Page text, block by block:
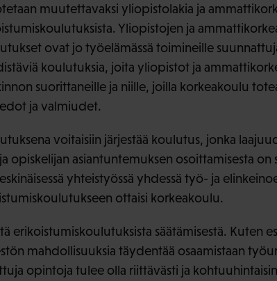
muutettavaksi yliopistolakia ja
Yliopistojen ja
ovat jo työelämässä toimineille
koulutuksia, joita yliopistot ja
suorittaneille ja niille, joilla korkeakoulu
ja valmiudet.
voitaisiin järjestää koulutus, jonka
opiskelijan asiantuntemuksen osoittamisesta
yhteistyössä yhdessä työ- ja
ottaisi korkeakoulu.
erikoistumiskoulutuksista säätämisestä. Kuten
mahdollisuuksia täydentää osaamistaan
opintoja tulee olla riittävästi ja